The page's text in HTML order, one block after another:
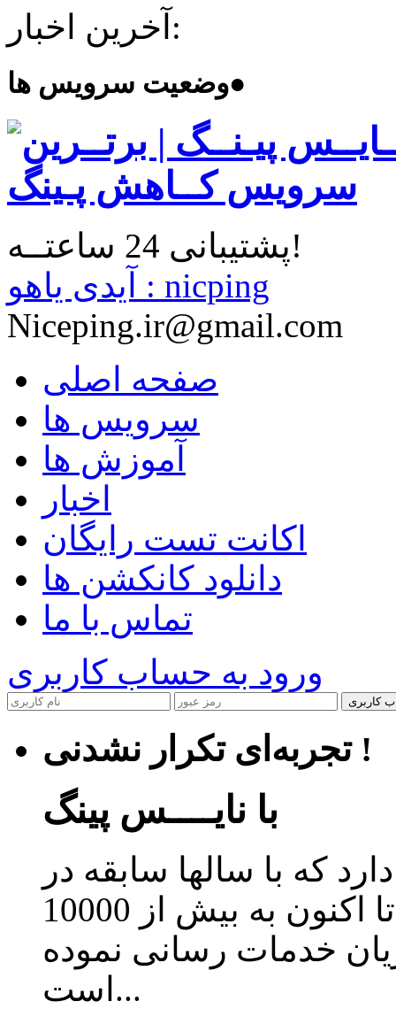
آخرین اخبار:
وضعیت سرویس ها●
پشتیبانی 24 ساعتــه!
آیدی یاهو : nicping
Niceping.ir@gmail.com
صفحه اصلی
سرویس ها
آموزش ها
اخبار
اکانت تست رایگان
دانلود کانکشن ها
تماس با ما
ورود به حساب کاربری
کاربری
تجربه‌ای تکرار نشدنی !
با نایــــس پینگ
که با سالها سابقه در
زمینه ارائه سرویس کاهش پینگ تا اکنون به بیش از 10000
خدمات رسانی نموده
است...